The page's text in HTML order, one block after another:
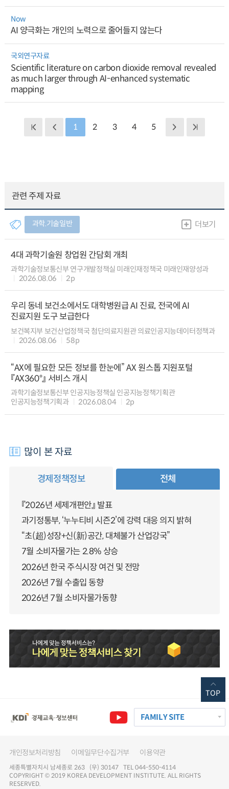
Now
AI 양극화는 개인의 노력으로 줄어들지 않는다
국외연구자료
Scientific literature on carbon dioxide removal revealed
as much larger through AI-enhanced systematic
mapping
1 2 3 4 5
관련 주제 자료
과학.기술일반 더보기
4대 과학기술원 창업원 간담회 개최
과학기술정보통신부 연구개발정책실 미래인재정책국 미래인재양성과
2026.08.06
2p
우리 동네 보건소에서도 대학병원급 AI 진료, 전국에 AI
진료지원 도구 보급한다
보건복지부 보건산업정책국 첨단의료지원관 의료인공지능데이터정책과
2026.08.06
58p
“AX에 필요한 모든 정보를 한눈에” AX 원스톱 지원포털
『AX360°』 서비스 개시
과학기술정보통신부 인공지능정책실 인공지능정책기획관
인공지능정책기획과
2026.08.04 2p
많이 본 자료
경제정책정보 전체
『2026년 세제개편안』 발표
과기정통부, ‘누누티비 시즌2’에 강력 대응 의지 밝혀
“초(超)성장+신(新)공간, 대체불가 산업강국”
7월 소비자물가는 2.8% 상승
2026년 한국 주식시장 여건 및 전망
2026년 7월 수출입 동향
2026년 7월 소비자물가동향
FAMILY SITE
개인정보처리방침 이메일무단수집거부 이용약관
세종특별자치시 남세종로 263 (우) 30147 TEL 044-550-4114
COPYRIGHT © 2019 KOREA DEVELOPMENT INSTITUTE. ALL RIGHTS
RESERVED.
TOP